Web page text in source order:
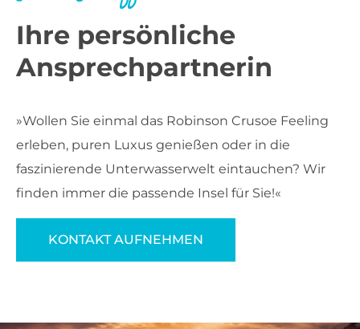
Ihre persönliche
Ansprechpartnerin
»Wollen Sie einmal das Robinson Crusoe Feeling
erleben, puren Luxus genießen oder in die
faszinierende Unterwasserwelt eintauchen? Wir
finden immer die passende Insel für Sie!«
KONTAKT AUFNEHMEN